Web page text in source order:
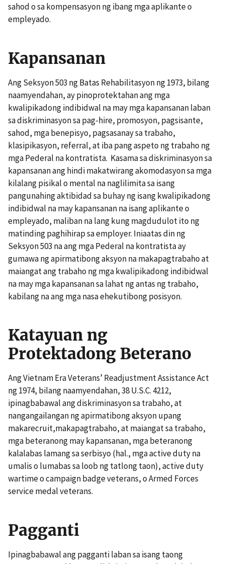
sahod o sa kompensasyon ng ibang mga aplikante o
empleyado.
Kapansanan
Ang Seksyon 503 ng Batas Rehabilitasyon ng 1973, bilang
naamyendahan, ay pinoprotektahan ang mga
kwalipikadong indibidwal na may mga kapansanan laban
sa diskriminasyon sa pag-hire, promosyon, pagsisante,
sahod, mga benepisyo, pagsasanay sa trabaho,
klasipikasyon, referral, at iba pang aspeto ng trabaho ng
mga Pederal na kontratista. Kasama sa diskriminasyon sa
kapansanan ang hindi makatwirang akomodasyon sa mga
kilalang pisikal o mental na naglilimita sa isang
pangunahing aktibidad sa buhay ng isang kwalipikadong
indibidwal na may kapansanan na isang aplikante o
empleyado, maliban na lang kung magdudulot ito ng
matinding paghihirap sa employer. Iniaatas din ng
Seksyon 503 na ang mga Pederal na kontratista ay
gumawa ng apirmatibong aksyon na makapagtrabaho at
maiangat ang trabaho ng mga kwalipikadong indibidwal
na may mga kapansanan sa lahat ng antas ng trabaho,
kabilang na ang mga nasa ehekutibong posisyon.
Katayuan ng
Protektadong Beterano
Ang Vietnam Era Veterans’ Readjustment Assistance Act
ng 1974, bilang naamyendahan, 38 U.S.C. 4212,
ipinagbabawal ang diskriminasyon sa trabaho, at
nangangailangan ng apirmatibong aksyon upang
makarecruit,makapagtrabaho, at maiangat sa trabaho,
mga beteranong may kapansanan, mga beteranong
kalalabas lamang sa serbisyo (hal., mga active duty na
umalis o lumabas sa loob ng tatlong taon), active duty
wartime o campaign badge veterans, o Armed Forces
service medal veterans.
Pagganti
Ipinagbabawal ang pagganti laban sa isang taong